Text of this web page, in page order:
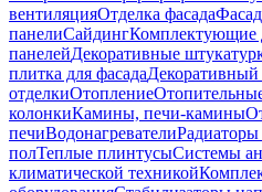
вентиляцияОтделка фасада
панелиСайдингКомплектующие
панелейДекоративные
плитка для фасада
отделкиОтопление
колонкиКамины, печи-камины
печиВодонагревателиРадиаторы
полТеплые плинтусыСистемы
климатической техникой